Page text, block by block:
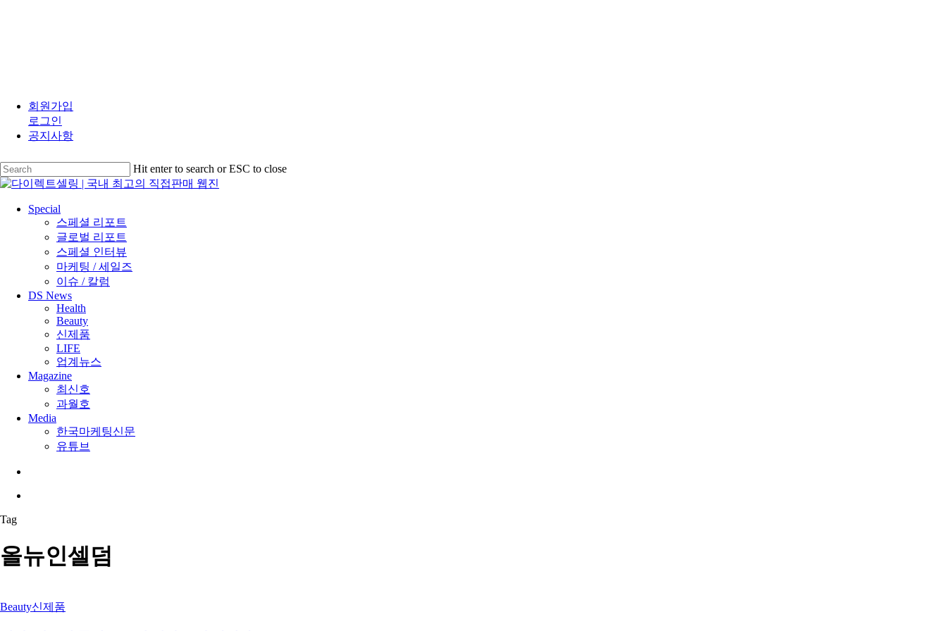
main
content
회원가입
로그인
공지사항
Hit enter to search or ESC to close
Close
search
Menu
Special
스페셜 리포트
글로벌 리포트
스페셜 인터뷰
마케팅 / 세일즈
이슈 / 칼럼
DS News
Health
Beauty
신제품
LIFE
업계뉴스
Magazine
최신호
과월호
Media
한국마케팅신문
유튜브
Tag
올뉴인셀덤
Beauty신제품